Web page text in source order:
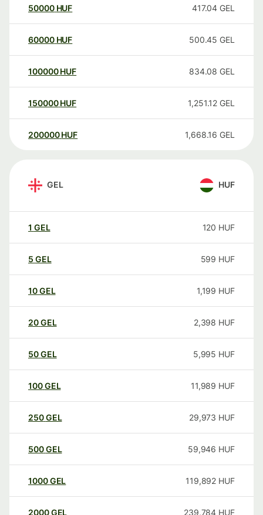
50000 HUF 417.04 GEL
60000 HUF 500.45 GEL
100000 HUF 834.08 GEL
150000 HUF 1,251.12 GEL
200000 HUF 1,668.16 GEL
GEL HUF
1 GEL 120 HUF
5 GEL 599 HUF
10GEL 1,199 HUF
20GEL 2,398 HUF
50GEL 5,995 HUF
100GEL 11,989 HUF
250GEL 29,973 HUF
500GEL 59,946 HUF
1000GEL 119,892 HUF
2000GEL 239,784 HUF